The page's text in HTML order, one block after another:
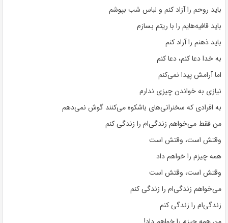
باید روحم را آزاد کنم و لباس شب بپوشم
باید قافیه‌هایم را با ریتم بسازم
باید ذهنم را آزاد کنم
به خدا دعا کنم، دعا کنم
اما آرامش پیدا نمی‌کنم
نیازی به خواندن چیزی ندارم
به افرادی که سخنرانی‌های باشکوه می‌کنند گوش نمی‌دهم
من فقط می‌خواهم زندگی‌ام را زندگی کنم
وقتش است، وقتش است
همه چیزم را خواهم داد
وقتش است، وقتش است
می‌خواهم زندگی‌ام را زندگی کنم
زندگی‌ام را زندگی کنم